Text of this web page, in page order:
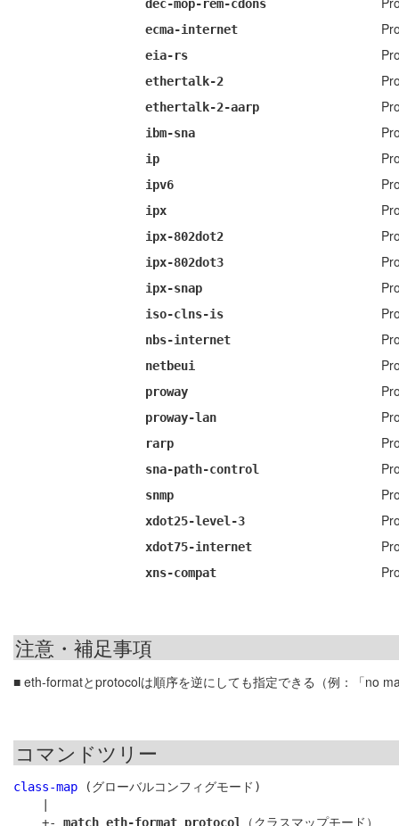
dec-mop-rem-cdons
ecma-internet
eia-rs
ethertalk-2
ethertalk-2-aarp
ibm-sna
ip
ipv6
ipx
ipx-802dot2
ipx-802dot3
ipx-snap
iso-clns-is
nbs-internet
netbeui
proway
proway-lan
rarp
sna-path-control
snmp
xdot25-level-3
xdot75-internet
xns-compat
注意・補足事項
■ eth-formatとprotocolは順序を逆にしても指定できる（例：「no
コマンドツリー
class-map (グローバルコンフィグモード)
    +-
match eth-format protocol